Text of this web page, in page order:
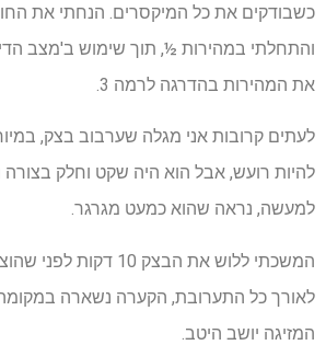
כשבודקים את כל המיקסרים. הנחתי את
והתחלתי במהירות ½, תוך שימוש ב'מצב
את המהירות בהדרגה לרמה 3.
לעתים קרובות אני מגלה שערבוב בצק,
להיות רועש, אבל הוא היה שקט וחלק בצורה
למעשה, נראה שהוא כמעט מגרגר.
המשכתי ללוש את הבצק 10
לאורך כל התערובת, הקערה נשארה במקומה
המזיגה יושב היטב.